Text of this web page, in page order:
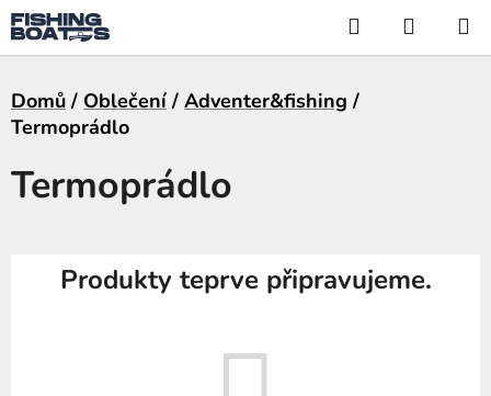
Přejít
na
obsah
Hledat
KOŠÍK
Domů / Oblečení / Adventer&fishing /
Termoprádlo
Termoprádlo
Produkty teprve připravujeme.